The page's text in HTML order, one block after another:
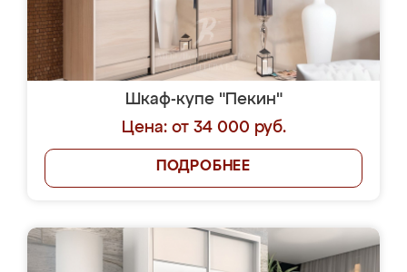
Шкаф-купе "Пекин"
Цена: от 34 000 руб.
ПОДРОБНЕЕ